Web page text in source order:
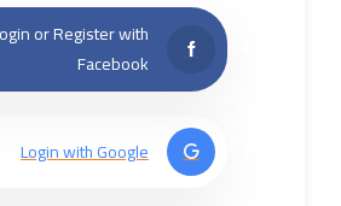
or Register with
Facebook
Login with Google